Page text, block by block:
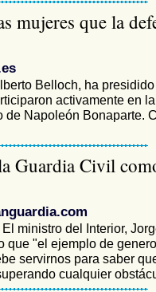
mujeres que la
Belloch, ha
activamente en
Napoleón Bonaparte.
Guardia Civil
ministro del Interior,
que "el ejemplo de
servirnos para saber
cualquier